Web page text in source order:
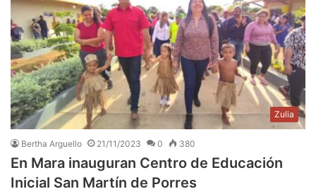
Zulia
Bertha Arguello 21/11/2023 0 380
En Mara inauguran Centro de Educación
Inicial San Martín de Porres